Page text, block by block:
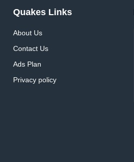
Quakes Links
About Us
Contact Us
Ads Plan
Privacy policy